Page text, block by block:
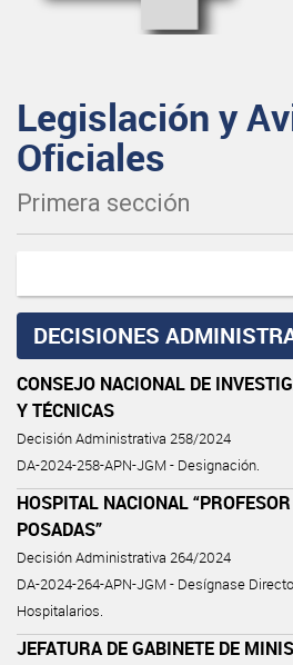
Legislación y
Oficiales
Primera sección
DECISIONES
CONSEJO NACIONAL DE
Y TÉCNICAS
Decisión Administrativa 258/2024
DA-2024-258-APN-JGM - Designación.
HOSPITAL NACIONAL
POSADAS”
Decisión Administrativa 264/2024
DA-2024-264-APN-JGM - Desígnase
Hospitalarios.
JEFATURA DE GABINETE DE